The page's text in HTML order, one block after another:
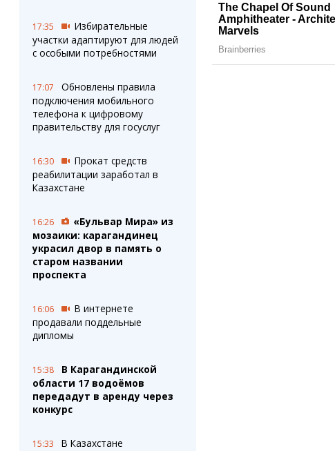
17:35
Избирательные
участки адаптируют для людей
с особыми потребностями
17:07
Обновлены правила
подключения мобильного
телефона к цифровому
правительству для госуслуг
16:30
Прокат средств
реабилитации заработал в
Казахстане
16:26
«Бульвар Мира» из
мозаики: карагандинец
украсил двор в память о
старом названии
проспекта
16:06
В интернете
продавали поддельные
дипломы
15:38
В Карагандинской
области 17 водоёмов
передадут в аренду через
конкурс
15:33
В Казахстане